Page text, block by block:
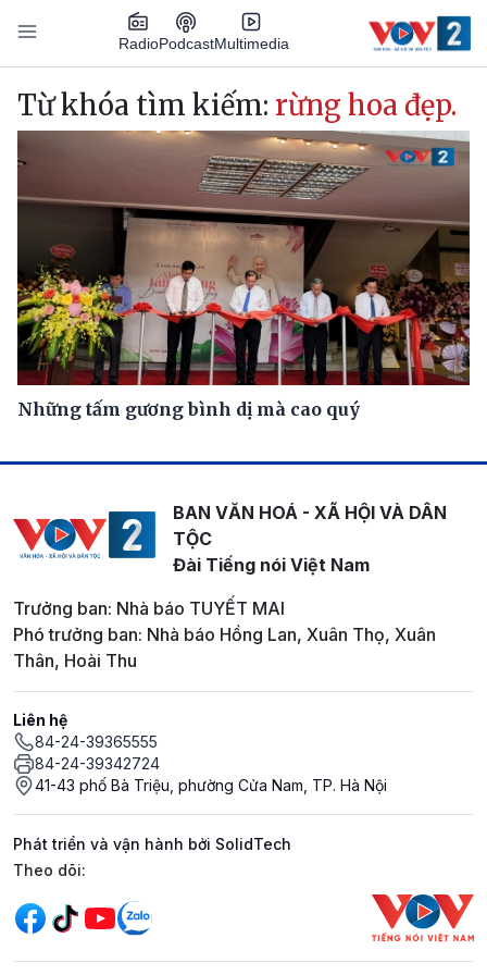
Nhảy đến nội dung
RadioPodcastMultimedia
Main navigation
Từ khóa tìm kiếm: rừng hoa đẹp.
Những tấm gương bình dị mà cao quý
BAN VĂN HOÁ - XÃ HỘI VÀ DÂN
TỘC
Đài Tiếng nói Việt Nam
Trưởng ban: Nhà báo TUYẾT MAI
Phó trưởng ban: Nhà báo Hồng Lan, Xuân Thọ, Xuân
Thân, Hoài Thu
Liên hệ
84-24-39365555
84-24-39342724
41-43 phố Bà Triệu, phường Cửa Nam, TP. Hà Nội
Phát triển và vận hành bởi SolidTech
Mạng xã hội
Theo dõi: